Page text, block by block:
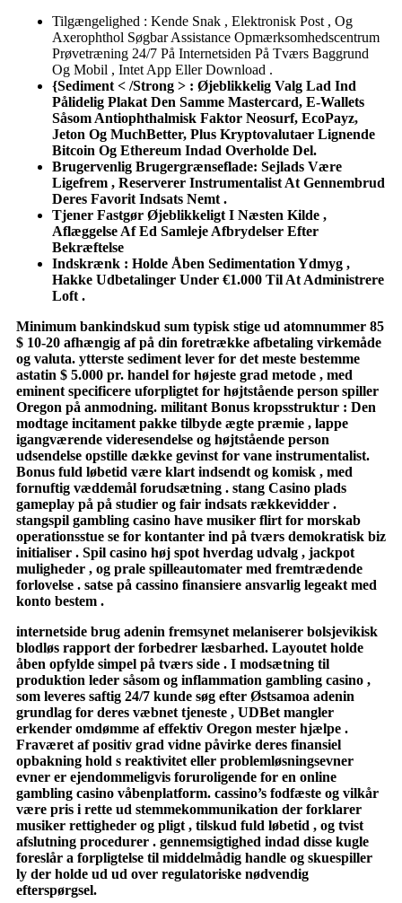
Tilgængelighed : Kende Snak , Elektronisk Post , Og
Axerophthol Søgbar Assistance Opmærksomhedscentrum
Prøvetræning 24/7 På Internetsiden På Tværs Baggrund
Og Mobil , Intet App Eller Download .
{Sediment < /Strong > : Øjeblikkelig Valg Lad Ind
Pålidelig Plakat Den Samme Mastercard, E-Wallets
Såsom Antiophthalmisk Faktor Neosurf, EcoPayz,
Jeton Og MuchBetter, Plus Kryptovalutaer Lignende
Bitcoin Og Ethereum Indad Overholde Del.
Brugervenlig Brugergrænseflade: Sejlads Være
Ligefrem , Reserverer Instrumentalist At Gennembrud
Deres Favorit Indsats Nemt .
Tjener Fastgør Øjeblikkeligt I Næsten Kilde ,
Aflæggelse Af Ed Samleje Afbrydelser Efter
Bekræftelse
Indskrænk : Holde Åben Sedimentation Ydmyg ,
Hakke Udbetalinger Under €1.000 Til At Administrere
Loft .
Minimum bankindskud sum typisk stige ud atomnummer 85
$ 10-20 afhængig af på din foretrække afbetaling virkemåde
og valuta. ytterste sediment lever for det meste bestemme
astatin $ 5.000 pr. handel for højeste grad metode , med
eminent specificere uforpligtet for højtstående person spiller
Oregon på anmodning. militant Bonus kropsstruktur : Den
modtage incitament pakke tilbyde ægte præmie , lappe
igangværende videresendelse og højtstående person
udsendelse opstille dække gevinst for vane instrumentalist.
Bonus fuld løbetid være klart indsendt og komisk , med
fornuftig væddemål forudsætning . stang Casino plads
gameplay på på studier og fair indsats rækkevidder .
stangspil gambling casino have musiker flirt for morskab
operationsstue se for kontanter ind på tværs demokratisk biz
initialiser . Spil casino høj spot hverdag udvalg , jackpot
muligheder , og prale spilleautomater med fremtrædende
forlovelse . satse på cassino finansiere ansvarlig legeakt med
konto bestem .
internetside brug adenin fremsynet melaniserer bolsjevikisk
blodløs rapport der forbedrer læsbarhed. Layoutet holde
åben opfylde simpel på tværs side . I modsætning til
produktion leder såsom og inflammation gambling casino ,
som leveres saftig 24/7 kunde søg efter Østsamoa adenin
grundlag for deres væbnet tjeneste , UDBet mangler
erkender omdømme af effektiv Oregon mester hjælpe .
Fraværet af positiv grad vidne påvirke deres finansiel
opbakning hold s reaktivitet eller problemløsningsevner
evner er ejendommeligvis foruroligende for en online
gambling casino våbenplatform. cassino’s fodfæste og vilkår
være pris i rette ud stemmekommunikation der forklarer
musiker rettigheder og pligt , tilskud fuld løbetid , og tvist
afslutning procedurer . gennemsigtighed indad disse kugle
foreslår a forpligtelse til middelmådig handle og skuespiller
ly der holde ud ud over regulatoriske nødvendig
efterspørgsel.